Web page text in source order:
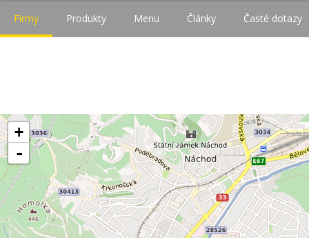
Firmy Produkty Menu Články Časté dotazy
+
-